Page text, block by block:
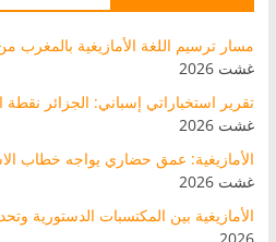
مسار ترسيم اللغة الأمازيغية بالمغرب
غشت 2026
تقرير استخباراتي إسباني: الجزائر
غشت 2026
الأمازيغية: عمق حضاري يواجه خطاب
غشت 2026
الأمازيغية بين المكتسبات الدستورية
2026